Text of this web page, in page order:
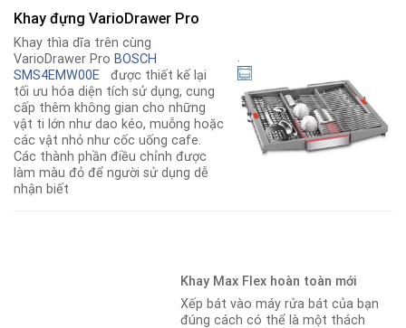
Khay đựng VarioDrawer Pro
Khay thìa dĩa trên cùng
VarioDrawer Pro BOSCH
SMS4EMW00E
được thiết kế lại
tối ưu hóa diện tích sử dụng, cung
cấp thêm không gian cho những
vật ti lớn như dao kéo, muỗng hoặc
các vật nhỏ như cốc uống cafe.
Các thành phần điều chỉnh được
làm màu đỏ để người sử dụng dễ
nhận biết
.
Khay Max Flex hoàn toàn mới
Xếp bát vào máy rửa bát của bạn
đúng cách có thể là một thách